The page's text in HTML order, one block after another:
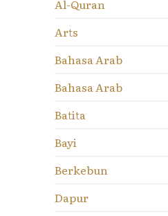
Al-Quran
Arts
Bahasa Arab
Bahasa Arab
Batita
Bayi
Berkebun
Dapur